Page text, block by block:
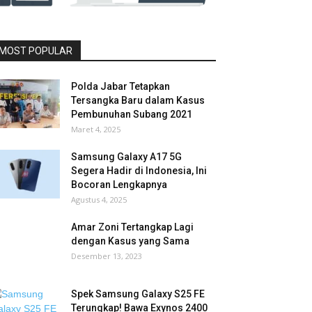
POPULAR
Polda Jabar Tetapkan
Tersangka Baru dalam Kasus
Pembunuhan Subang 2021
Maret 4, 2025
Samsung Galaxy A17 5G
Segera Hadir di Indonesia, Ini
Bocoran Lengkapnya
Agustus 4, 2025
Amar Zoni Tertangkap Lagi
dengan Kasus yang Sama
Desember 13, 2023
Spek Samsung Galaxy S25 FE
Terungkap! Bawa Exynos 2400